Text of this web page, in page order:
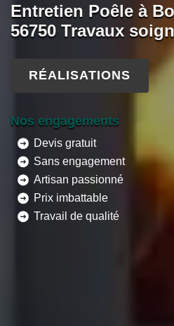
Entretien Poêle à
56750 Travaux
RÉALISATIONS
Nos engagements
Devis gratuit
Sans engagement
Artisan passionné
Prix imbattable
Travail de qualité